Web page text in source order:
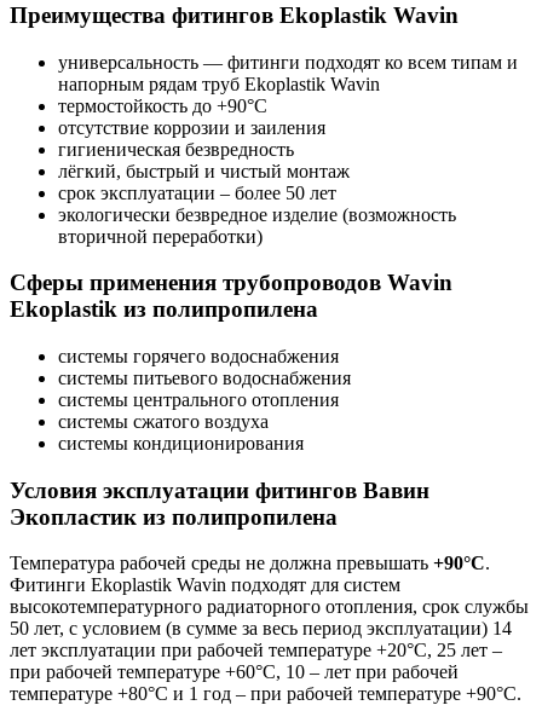
Преимущества фитингов Ekoplastik Wavin
универсальность — фитинги подходят ко всем типам и
напорным рядам труб Ekoplastik Wavin
термостойкость до +90°C
отсутствие коррозии и заиления
гигиеническая безвредность
лёгкий, быстрый и чистый монтаж
срок эксплуатации – более 50 лет
экологически безвредное изделие (возможность
вторичной переработки)
Сферы применения трубопроводов Wavin
Ekoplastik из полипропилена
системы горячего водоснабжения
системы питьевого водоснабжения
системы центрального отопления
системы сжатого воздуха
системы кондиционирования
Условия эксплуатации фитингов Вавин
Экопластик из полипропилена
Температура рабочей среды не должна превышать +90°C.
Фитинги Ekoplastik Wavin подходят для систем
высокотемпературного радиаторного отопления, срок службы
50 лет, с условием (в сумме за весь период эксплуатации) 14
лет эксплуатации при рабочей температуре +20°С, 25 лет –
при рабочей температуре +60°С, 10 – лет при рабочей
температуре +80°С и 1 год – при рабочей температуре +90°С.